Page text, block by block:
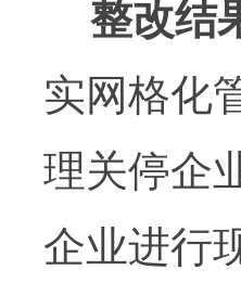
整改结
实网格化
理关停企
企业进行